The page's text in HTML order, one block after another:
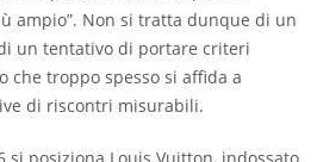
ampio”. Non si tratta dunque di un
un tentativo di portare criteri
che troppo spesso si affida a
di riscontri misurabili.